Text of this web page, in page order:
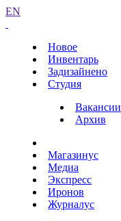
EN
Новое
Инвентарь
Задизайнено
Студия
Вакансии
Архив
Магазинус
Медиа
Экспресс
Иронов
Журналус